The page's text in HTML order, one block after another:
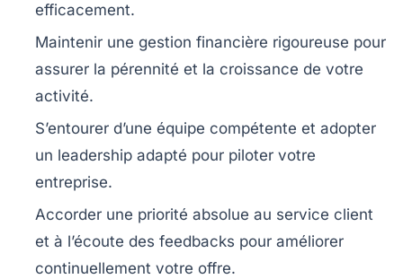
efficacement.
Maintenir une gestion financière rigoureuse pour
assurer la pérennité et la croissance de votre
activité.
S’entourer d’une équipe compétente et adopter
un leadership adapté pour piloter votre
entreprise.
Accorder une priorité absolue au service client
et à l’écoute des feedbacks pour améliorer
continuellement votre offre.